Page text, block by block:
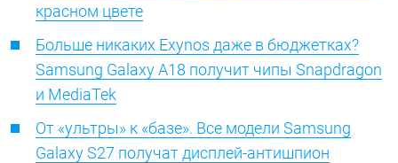
красном цвете
Больше никаких Exynos даже в бюджетках?
Samsung Galaxy A18 получит чипы Snapdragon
и MediaTek
От «ультры» к «базе». Все модели Samsung
Galaxy S27 получат дисплей-антишпион